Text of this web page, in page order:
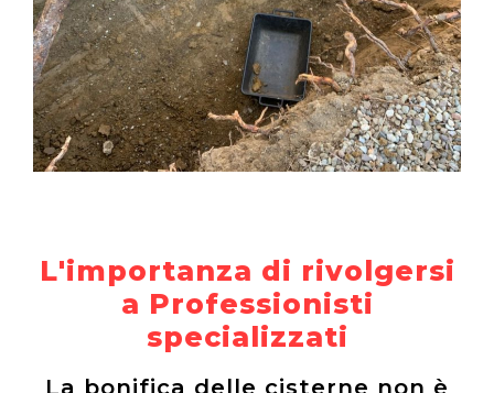
L'importanza di rivolgersi
a Professionisti
specializzati
La bonifica delle cisterne non è